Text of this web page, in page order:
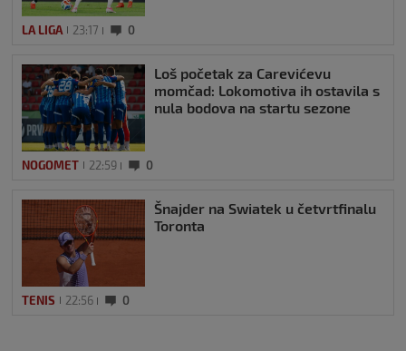
LA LIGA 23:17 0
Loš početak za Carevićevu
momčad: Lokomotiva ih ostavila s
nula bodova na startu sezone
NOGOMET 22:59 0
Šnajder na Swiatek u četvrtfinalu
Toronta
TENIS 22:56 0